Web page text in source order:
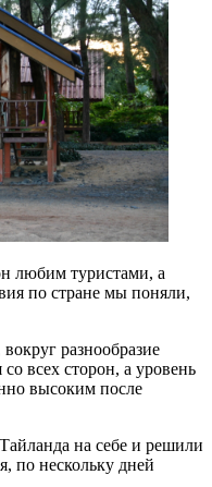
любим туристами, а
по стране мы поняли,
разнообразие
всех сторон, а уровень
высоким после
на себе и решили
по нескольку дней